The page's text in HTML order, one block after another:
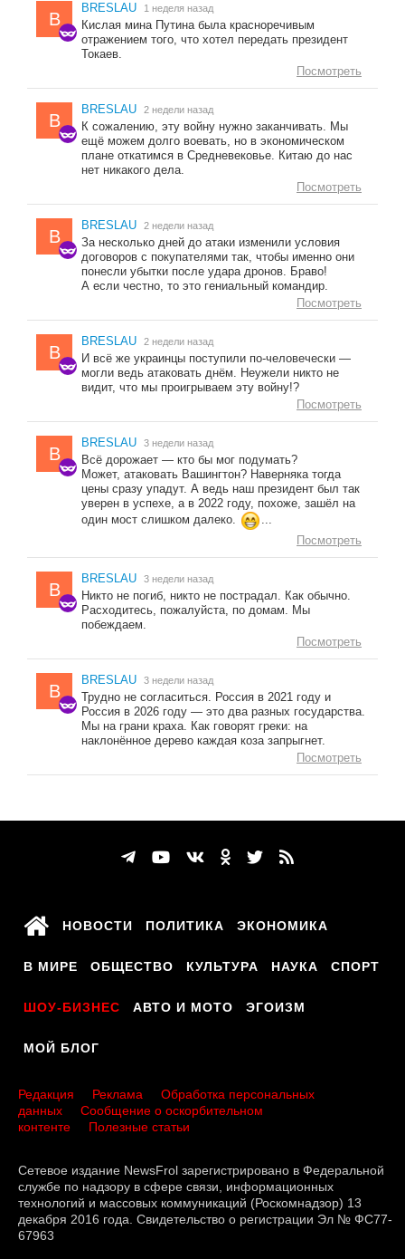
B
BRESLAU 1 неделя назад
Кислая мина Путина была красноречивым
отражением того, что хотел передать президент
Токаев.
Посмотреть
B
BRESLAU 2 недели назад
К сожалению, эту войну нужно заканчивать. Мы
ещё можем долго воевать, но в экономическом
плане откатимся в Средневековье. Китаю до нас
нет никакого дела.
Посмотреть
B
BRESLAU 2 недели назад
За несколько дней до атаки изменили условия
договоров с покупателями так, чтобы именно они
понесли убытки после удара дронов. Браво!
А если честно, то это гениальный командир.
Посмотреть
B
BRESLAU 2 недели назад
И всё же украинцы поступили по-человечески —
могли ведь атаковать днём. Неужели никто не
видит, что мы проигрываем эту войну!?
Посмотреть
B
BRESLAU 3 недели назад
Всё дорожает — кто бы мог подумать?
Может, атаковать Вашингтон? Наверняка тогда
цены сразу упадут. А ведь наш президент был так
уверен в успехе, а в 2022 году, похоже, зашёл на
один мост слишком далеко.
...
Посмотреть
B
BRESLAU 3 недели назад
Никто не погиб, никто не пострадал. Как обычно.
Расходитесь, пожалуйста, по домам. Мы
побеждаем.
Посмотреть
B
BRESLAU 3 недели назад
Трудно не согласиться. Россия в 2021 году и
Россия в 2026 году — это два разных государства.
Мы на грани краха. Как говорят греки: на
наклонённое дерево каждая коза запрыгнет.
Посмотреть
НОВОСТИ ПОЛИТИКА ЭКОНОМИКА
В МИРЕ ОБЩЕСТВО КУЛЬТУРА НАУКА СПОРТ
ШОУ-БИЗНЕС АВТО И МОТО ЭГОИЗМ
МОЙ БЛОГ
Редакция Реклама
Обработка персональных
данных
Сообщение о оскорбительном
контенте
Полезные статьи
Сетевое издание NewsFrol зарегистрировано в Федеральной
службе по надзору в сфере связи, информационных
технологий и массовых коммуникаций (Роскомнадзор) 13
декабря 2016 года. Свидетельство о регистрации Эл № ФС77-
67963